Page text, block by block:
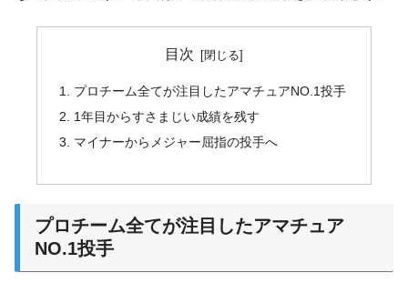
目次
プロチーム全てが注目したアマチュアNO.1投手
1年目からすさまじい成績を残す
マイナーからメジャー屈指の投手へ
プロチーム全てが注目したアマチュア
NO.1投手